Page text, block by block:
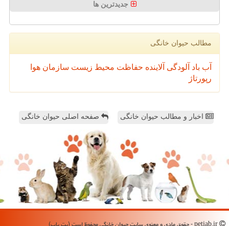
جدیدترین ها
مطالب حیوان خانگی
آب باد آلودگی آلاینده حفاظت محیط زیست سازمان هوا
رپورتاژ
اخبار و مطالب حیوان خانگی صفحه اصلی حیوان خانگی